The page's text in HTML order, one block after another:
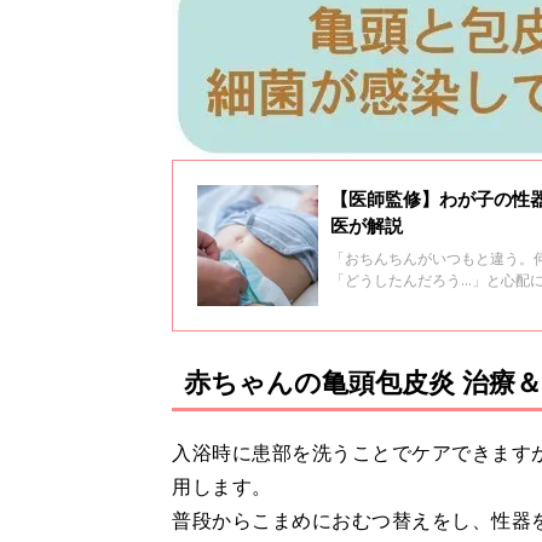
【医師監修】わが子の
医が解説
「おちんちんがいつもと違う
「どうしたんだろう…」と心
赤ちゃんの亀頭包皮炎 治療
入浴時に患部を洗うことでケアできま
用します。
普段からこまめにおむつ替えをし、性